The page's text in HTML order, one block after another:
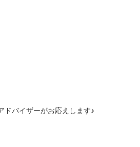
ドバイザーがお応えします♪